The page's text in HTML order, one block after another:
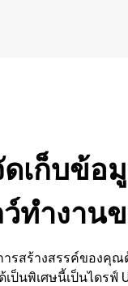
เก็บข้อ
ว์ทํางาน
รสร้างสรรค์ของคุณด้
เป็นพิเศษนี้เป็นไดร